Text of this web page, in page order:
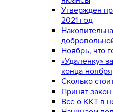
Утвержден
2021 год
Ноябрь, что
«Удаленку»
конца ноября
Сколько
Принят
Все о ККТ в